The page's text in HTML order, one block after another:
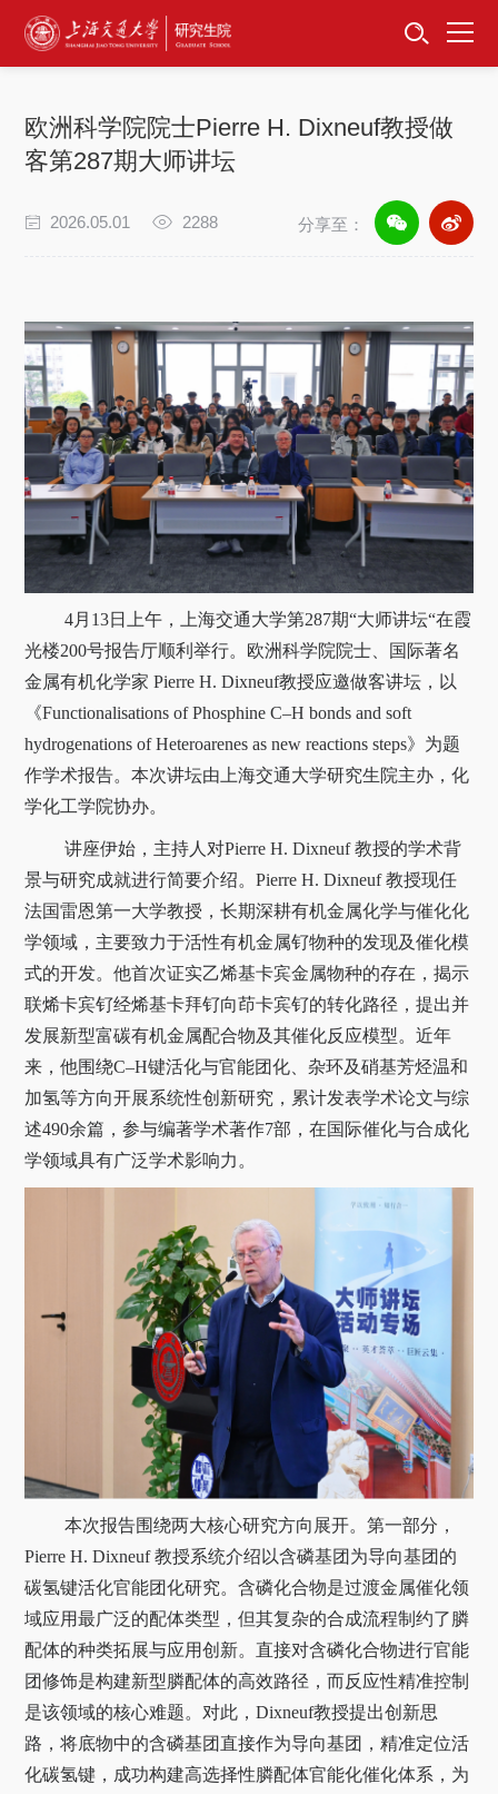
首页
招生工作
卓越工程师
专项工作
信息公开
关于我们
选择身份
信息系统
下载中心 联系我们 EN
欧洲科学院院士Pierre H. Dixneuf教授做
客第287期大师讲坛
2026.05.01 2288 分享至：
4月13日上午，上海交通大学第287期“大师讲坛“在霞
光楼200号报告厅顺利举行。欧洲科学院院士、国际著名
金属有机化学家 Pierre H. Dixneuf教授应邀做客讲坛，以
《Functionalisations of Phosphine C–H bonds and soft
hydrogenations of Heteroarenes as new reactions steps》为题
作学术报告。本次讲坛由上海交通大学研究生院主办，化
学化工学院协办。
讲座伊始，主持人对Pierre H. Dixneuf 教授的学术背
景与研究成就进行简要介绍。Pierre H. Dixneuf 教授现任
法国雷恩第一大学教授，长期深耕有机金属化学与催化化
学领域，主要致力于活性有机金属钌物种的发现及催化模
式的开发。他首次证实乙烯基卡宾金属物种的存在，揭示
联烯卡宾钌经烯基卡拜钌向茚卡宾钌的转化路径，提出并
发展新型富碳有机金属配合物及其催化反应模型。近年
来，他围绕C–H键活化与官能团化、杂环及硝基芳烃温和
加氢等方向开展系统性创新研究，累计发表学术论文与综
述490余篇，参与编著学术著作7部，在国际催化与合成化
学领域具有广泛学术影响力。
本次报告围绕两大核心研究方向展开。第一部分，
Pierre H. Dixneuf 教授系统介绍以含磷基团为导向基团的
碳氢键活化官能团化研究。含磷化合物是过渡金属催化领
域应用最广泛的配体类型，但其复杂的合成流程制约了膦
配体的种类拓展与应用创新。直接对含磷化合物进行官能
团修饰是构建新型膦配体的高效路径，而反应性精准控制
是该领域的核心难题。对此，Dixneuf教授提出创新思
路，将底物中的含磷基团直接作为导向基团，精准定位活
化碳氢键，成功构建高选择性膦配体官能化催化体系，为